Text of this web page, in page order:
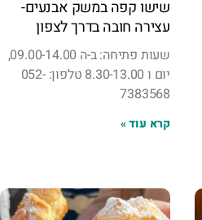
שישו קפה במשק אבנעים-
עצירה חובה בדרך לצפון
שעות פתיחה: ב-ה 09.00-14.00,
יום ו 8.30-13.00 טלפון: 052-
7383568
קרא עוד »